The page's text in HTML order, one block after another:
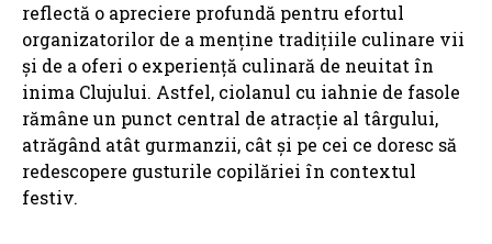
reflectă o apreciere profundă pentru efortul
organizatorilor de a menține tradițiile culinare vii
și de a oferi o experiență culinară de neuitat în
inima Clujului. Astfel, ciolanul cu iahnie de fasole
rămâne un punct central de atracție al târgului,
atrăgând atât gurmanzii, cât și pe cei ce doresc să
redescopere gusturile copilăriei în contextul
festiv.